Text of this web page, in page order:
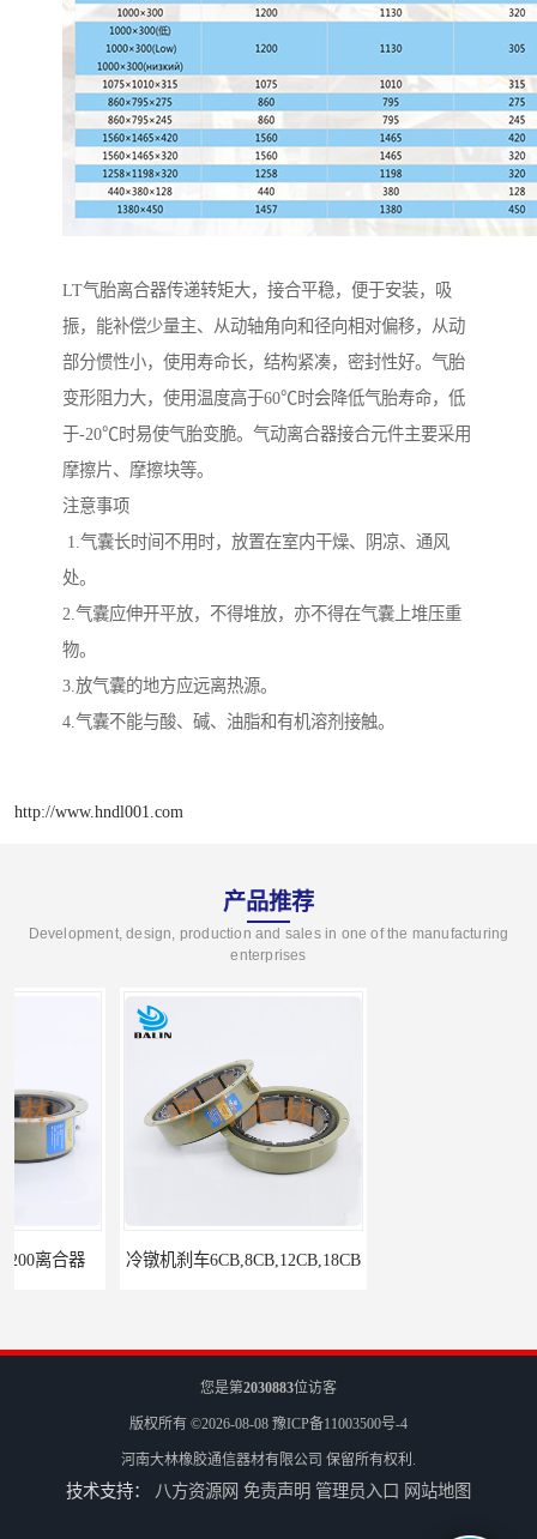
LT气胎离合器传递转矩大，接合平稳，便于安装，吸
振，能补偿少量主、从动轴角向和径向相对偏移，从动
部分惯性小，使用寿命长，结构紧凑，密封性好。气胎
变形阻力大，使用温度高于60℃时会降低气胎寿命，低
于-20℃时易使气胎变脆。气动离合器接合元件主要采用
摩擦片、摩擦块等。
注意事项
1.气囊长时间不用时，放置在室内干燥、阴凉、通风
处。
2.气囊应伸开平放，不得堆放，亦不得在气囊上堆压重
物。
3.放气囊的地方应远离热源。
4.气囊不能与酸、碱、油脂和有机溶剂接触。
http://www.hndl001.com
产品推荐
Development, design, production and sales in one of the manufacturing
enterprises
冷镦机刹车6CB,8CB,12CB,18CB Airflex同等6CB200离合器
您是第2030883位访客
版权所有 ©2026-08-08 豫ICP备11003500号-4
河南大林橡胶通信器材有限公司 保留所有权利.
技术支持： 八方资源网 免责声明 管理员入口 网站地图